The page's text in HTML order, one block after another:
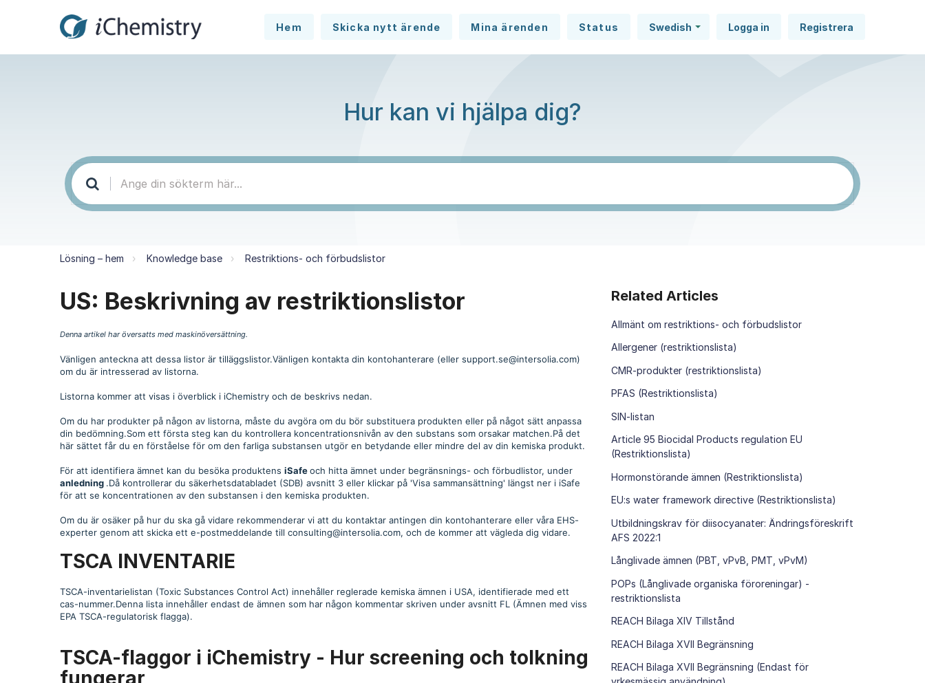
Hem Skicka nytt ärende Mina ärenden Status Swedish Logga in Registrera
Hur kan vi hjälpa dig?
Lösning – hem Knowledge base Restriktions- och förbudslistor
US: Beskrivning av restriktionslistor
Denna artikel har översatts med maskinöversättning.
Vänligen anteckna att dessa listor är tilläggslistor.Vänligen kontakta din kontohanterare (eller support.se@intersolia.com)
om du är intresserad av listorna.
Listorna kommer att visas i överblick i iChemistry och de beskrivs nedan.
Om du har produkter på någon av listorna, måste du avgöra om du bör substituera produkten eller på något sätt anpassa
din bedömning.Som ett första steg kan du kontrollera koncentrationsnivån av den substans som orsakar matchen.På det
här sättet får du en förståelse för om den farliga substansen utgör en betydande eller mindre del av din kemiska produkt.
För att identifiera ämnet kan du besöka produktens iSafeoch hitta ämnet under begränsnings- och förbudlistor, under
anledning .Då kontrollerar du säkerhetsdatabladet (SDB) avsnitt 3 eller klickar på 'Visa sammansättning' längst ner i iSafe
för att se koncentrationen av den substansen i den kemiska produkten.
Om du är osäker på hur du ska gå vidare rekommenderar vi att du kontaktar antingen din kontohanterare eller våra EHS-
experter genom att skicka ett e-postmeddelande till consulting@intersolia.com, och de kommer att vägleda dig vidare.
TSCA INVENTARIE
TSCA-inventarielistan (Toxic Substances Control Act) innehåller reglerade kemiska ämnen i USA, identifierade med ett
cas-nummer.Denna lista innehåller endast de ämnen som har någon kommentar skriven under avsnitt FL (Ämnen med viss
EPA TSCA-regulatorisk flagga).
TSCA-flaggor i iChemistry - Hur screening och tolkning
fungerar
Related Articles
Allmänt om restriktions- och förbudslistor
Allergener (restriktionslista)
CMR-produkter (restriktionslista)
PFAS (Restriktionslista)
SIN-listan
Article 95 Biocidal Products regulation EU
(Restriktionslista)
Hormonstörande ämnen (Restriktionslista)
EU:s water framework directive (Restriktionslista)
Utbildningskrav för diisocyanater: Ändringsföreskrift
AFS 2022:1
Långlivade ämnen (PBT, vPvB, PMT, vPvM)
POPs (Långlivade organiska föroreningar) -
restriktionslista
REACH Bilaga XIV Tillstånd
REACH Bilaga XVII Begränsning
REACH Bilaga XVII Begränsning (Endast för